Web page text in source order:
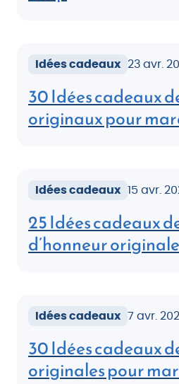
Idées cadeaux 23 avr.
30 Idées cadeaux
originaux pour
Idées cadeaux 15 avr.
25 Idées cadeaux
d’honneur
Idées cadeaux 7 avr.
30 Idées cadeaux
originales pour